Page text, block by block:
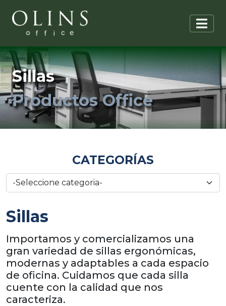
Sillas
Productos Office
CATEGORÍAS
Sillas
Importamos y comercializamos una
gran variedad de sillas ergonómicas,
modernas y adaptables a cada espacio
de oficina. Cuidamos que cada silla
cuente con la calidad que nos
caracteriza.